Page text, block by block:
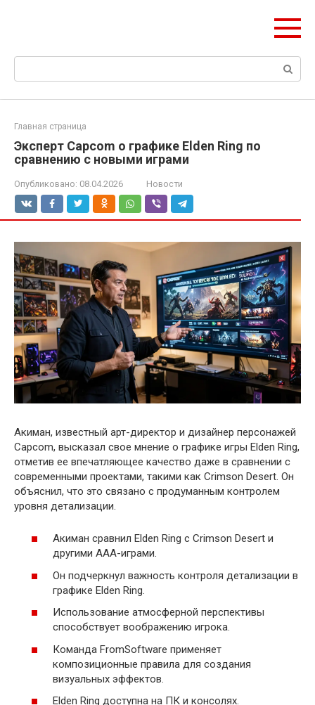
Поиск:
Главная страница
Эксперт Capcom о графике Elden Ring по
сравнению с новыми играми
Опубликовано: 08.04.2026 Новости
Акиман, известный арт-директор и дизайнер персонажей
Capcom, высказал свое мнение о графике игры Elden Ring,
отметив ее впечатляющее качество даже в сравнении с
современными проектами, такими как Crimson Desert. Он
объяснил, что это связано с продуманным контролем
уровня детализации.
Акиман сравнил Elden Ring с Crimson Desert и
другими AAA-играми.
Он подчеркнул важность контроля детализации в
графике Elden Ring.
Использование атмосферной перспективы
способствует воображению игрока.
Команда FromSoftware применяет
композиционные правила для создания
визуальных эффектов.
Elden Ring доступна на ПК и консолях.